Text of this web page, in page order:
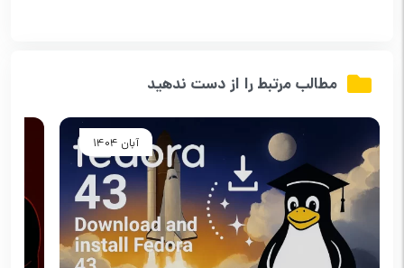
مطالب مرتبط را از دست ندهید
آبان 1404